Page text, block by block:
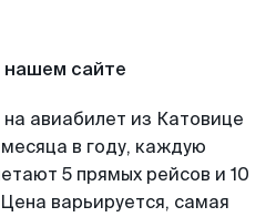
нашем сайте
авиабилет из Катовице
в году, каждую
5 прямых рейсов и 10
варьируется, самая